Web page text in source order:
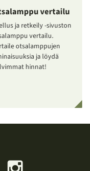
vertailu
ja retkeily -sivuston
vertailu.
otsalamppujen
ja löydä
hinnat!